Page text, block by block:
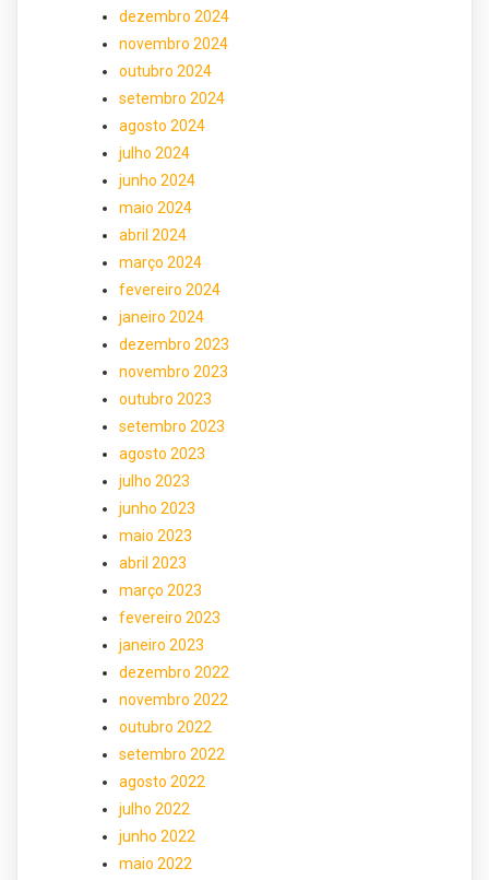
dezembro 2024
novembro 2024
outubro 2024
setembro 2024
agosto 2024
julho 2024
junho 2024
maio 2024
abril 2024
março 2024
fevereiro 2024
janeiro 2024
dezembro 2023
novembro 2023
outubro 2023
setembro 2023
agosto 2023
julho 2023
junho 2023
maio 2023
abril 2023
março 2023
fevereiro 2023
janeiro 2023
dezembro 2022
novembro 2022
outubro 2022
setembro 2022
agosto 2022
julho 2022
junho 2022
maio 2022